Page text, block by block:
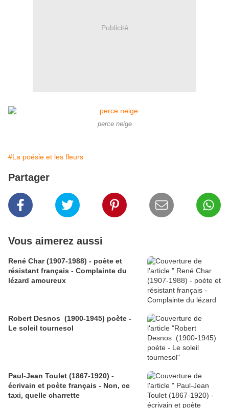
Publicité
perce neige
#La poésie et les fleurs
Partager
Vous aimerez aussi
René Char (1907-1988) - poète et
résistant français - Complainte du
lézard amoureux
Robert Desnos (1900-1945) poète -
Le soleil tournesol
Paul-Jean Toulet (1867-1920) -
écrivain et poète français - Non, ce
taxi, quelle charrette